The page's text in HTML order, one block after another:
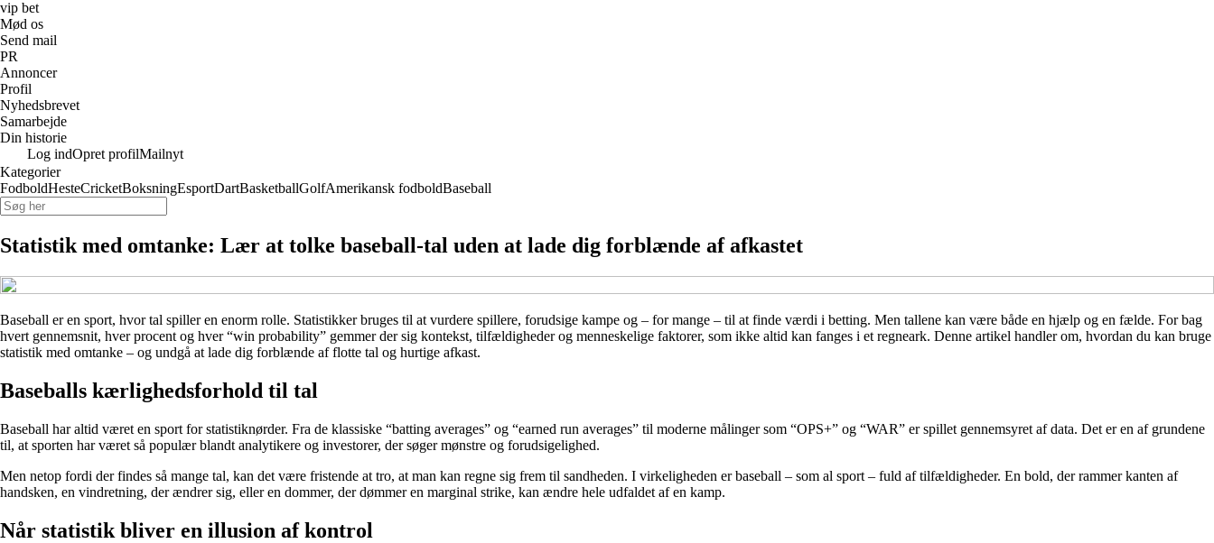
vip bet
Mød os
Send mail
PR
Annoncer
Profil
Nyhedsbrevet
Samarbejde
Din historie
Log indOpret profilMailnyt
Kategorier
FodboldHesteCricketBoksningEsportDartBasketballGolfAmerikansk fodboldBaseball
Statistik med omtanke: Lær at tolke baseball-tal uden at lade dig forblænde af afkastet
Baseball er en sport, hvor tal spiller en enorm rolle. Statistikker bruges til at vurdere spillere, forudsige kampe og – for mange – til at finde værdi i betting. Men tallene kan være både en hjælp og en fælde. For bag
hvert gennemsnit, hver procent og hver “win probability” gemmer der sig kontekst, tilfældigheder og menneskelige faktorer, som ikke altid kan fanges i et regneark. Denne artikel handler om, hvordan du kan bruge
statistik med omtanke – og undgå at lade dig forblænde af flotte tal og hurtige afkast.
Baseballs kærlighedsforhold til tal
Baseball har altid været en sport for statistiknørder. Fra de klassiske “batting averages” og “earned run averages” til moderne målinger som “OPS+” og “WAR” er spillet gennemsyret af data. Det er en af grundene
til, at sporten har været så populær blandt analytikere og investorer, der søger mønstre og forudsigelighed.
Men netop fordi der findes så mange tal, kan det være fristende at tro, at man kan regne sig frem til sandheden. I virkeligheden er baseball – som al sport – fuld af tilfældigheder. En bold, der rammer kanten af
handsken, en vindretning, der ændrer sig, eller en dommer, der dømmer en marginal strike, kan ændre hele udfaldet af en kamp.
Når statistik bliver en illusion af kontrol